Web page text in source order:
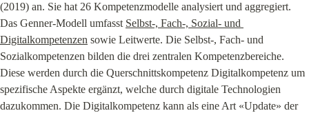
(2019) an. Sie hat 26 Kompetenzmodelle analysiert und aggregiert.
Das Genner-Modell umfasst Selbst-, Fach-, Sozial- und
Digitalkompetenzen sowie Leitwerte. Die Selbst-, Fach- und
Sozialkompetenzen bilden die drei zentralen Kompetenzbereiche.
Diese werden durch die Querschnittskompetenz Digitalkompetenz um
spezifische Aspekte ergänzt, welche durch digitale Technologien
dazukommen. Die Digitalkompetenz kann als eine Art «Update» der